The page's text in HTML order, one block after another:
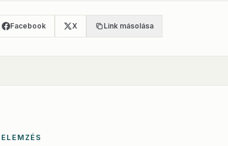
Facebook X Link másolása